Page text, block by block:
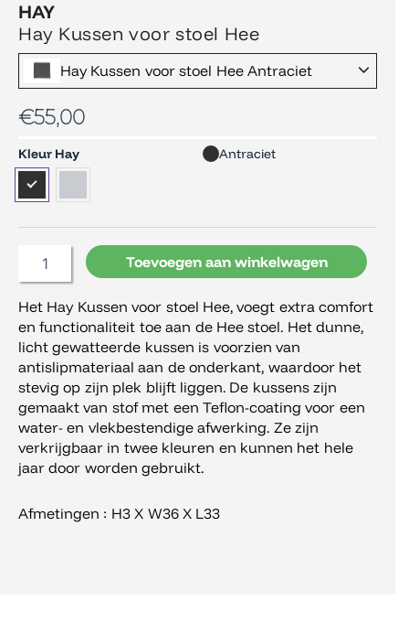
HAY
Hay Kussen voor stoel Hee
Hay Kussen voor stoel Hee Antraciet
€55,00
Kleur Hay Antraciet
Hay
Kussen
voor
stoel
Hee
Toevoegen aan winkelwagen
Het Hay Kussen voor stoel Hee, voegt extra comfort
en functionaliteit toe aan de Hee stoel. Het dunne,
licht gewatteerde kussen is voorzien van
antislipmateriaal aan de onderkant, waardoor het
stevig op zijn plek blijft liggen. De kussens zijn
gemaakt van stof met een Teflon-coating voor een
water- en vlekbestendige afwerking. Ze zijn
verkrijgbaar in twee kleuren en kunnen het hele
jaar door worden gebruikt.
Afmetingen : H3 X W36 X L33